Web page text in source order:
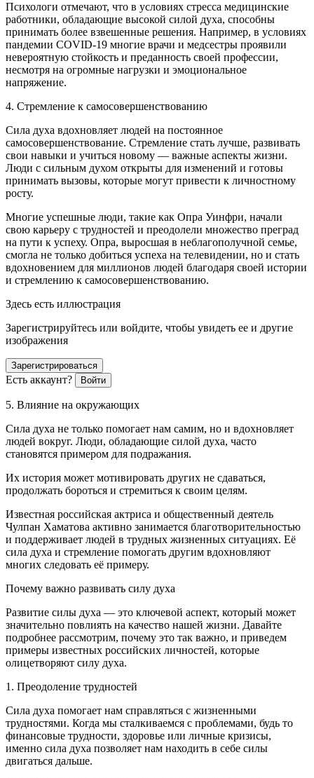
Психологи отмечают, что в условиях стресса медицинские
работники, обладающие высокой силой духа, способны
принимать более взвешенные решения. Например, в условиях
пандемии COVID-19 многие врачи и медсестры проявили
невероятную стойкость и преданность своей профессии,
несмотря на огромные нагрузки и эмоциональное
напряжение.
4. Стремление к самосовершенствованию
Сила духа вдохновляет людей на постоянное
самосовершенствование. Стремление стать лучше, развивать
свои навыки и учиться новому — важные аспекты жизни.
Люди с сильным духом открыты для изменений и готовы
принимать вызовы, которые могут привести к личностному
росту.
Многие успешные люди, такие как Опра Уинфри, начали
свою карьеру с трудностей и преодолели множество преград
на пути к успеху. Опра, выросшая в неблагополучной семье,
смогла не только добиться успеха на телевидении, но и стать
вдохновением для миллионов людей благодаря своей истории
и стремлению к самосовершенствованию.
Здесь есть иллюстрация
Зарегистрируйтесь или войдите, чтобы увидеть ее и другие
изображения
Зарегистрироваться
Есть аккаунт? Войти
5. Влияние на окружающих
Сила духа не только помогает нам самим, но и вдохновляет
людей вокруг. Люди, обладающие силой духа, часто
становятся примером для подражания.
Их история может мотивировать других не сдаваться,
продолжать бороться и стремиться к своим целям.
Известная российская актриса и общественный деятель
Чулпан Хаматова активно занимается благотворительностью
и поддерживает людей в трудных жизненных ситуациях. Её
сила духа и стремление помогать другим вдохновляют
многих следовать её примеру.
Почему важно развивать силу духа
Развитие силы духа — это ключевой аспект, который может
значительно повлиять на качество нашей жизни. Давайте
подробнее рассмотрим, почему это так важно, и приведем
примеры известных российских личностей, которые
олицетворяют силу духа.
1. Преодоление трудностей
Сила духа помогает нам справляться с жизненными
трудностями. Когда мы сталкиваемся с проблемами, будь то
финансовые трудности, здоровье или личные кризисы,
именно сила духа позволяет нам находить в себе силы
двигаться дальше.